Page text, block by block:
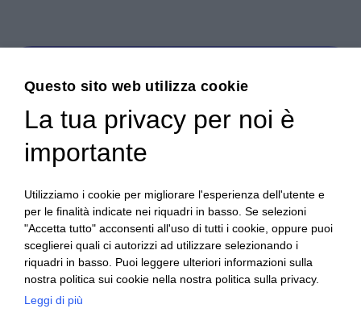
Hai bisogno di aiuto?
Contatta il nostro Servizio Clienti
019 93 88 009 Scrivici su Whatsapp
Le nostre sedi
Orari di apertura
Menu
Questo sito web utilizza cookie
La tua privacy per noi è
importante
Utilizziamo i cookie per migliorare l'esperienza dell'utente e
per le finalità indicate nei riquadri in basso. Se selezioni
"Accetta tutto" acconsenti all'uso di tutti i cookie, oppure puoi
sceglierei quali ci autorizzi ad utilizzare selezionando i
riquadri in basso. Puoi leggere ulteriori informazioni sulla
nostra politica sui cookie nella nostra politica sulla privacy.
Leggi di più